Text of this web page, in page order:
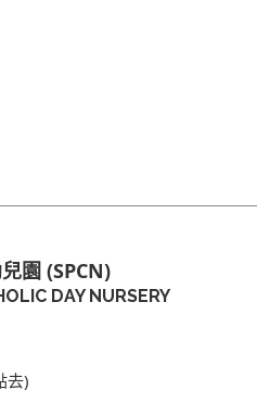
園 (SPCN)
DAY NURSERY
去)